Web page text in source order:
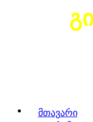
მთავარი